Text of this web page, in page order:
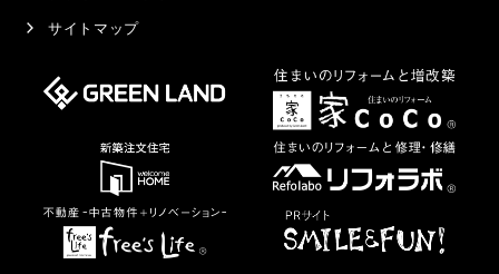
サイトマップ